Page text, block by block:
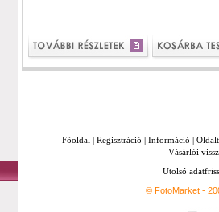
Főoldal | Regisztráció | Információ |
Vásárlói
Utolsó
© FotoMarket -